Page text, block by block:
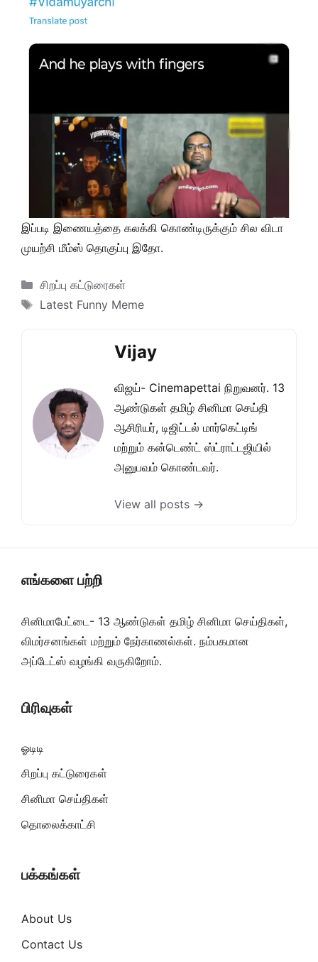
இப்படி இணையத்தை கலக்கி கொண்டிருக்கும் சில விடா
முயற்சி மீம்ஸ் தொகுப்பு இதோ.
Categories
சிறப்பு கட்டுரைகள்
Tags
Latest Funny Meme
Vijay
விஜய்- Cinemapettai நிறுவனர். 13
ஆண்டுகள் தமிழ் சினிமா செய்தி
ஆசிரியர், டிஜிட்டல் மார்கெட்டிங்
மற்றும் கன்டெண்ட் ஸ்ட்ராட்டஜியில்
அனுபவம் கொண்டவர்.
View all posts →
எங்களை பற்றி
சினிமாபேட்டை- 13 ஆண்டுகள் தமிழ் சினிமா செய்திகள்,
விமர்சனங்கள் மற்றும் நேர்காணல்கள். நம்பகமான
அப்டேட்ஸ் வழங்கி வருகிறோம்.
பிரிவுகள்
ஓடிடி
சிறப்பு கட்டுரைகள்
சினிமா செய்திகள்
தொலைக்காட்சி
பக்கங்கள்
About Us
Contact Us